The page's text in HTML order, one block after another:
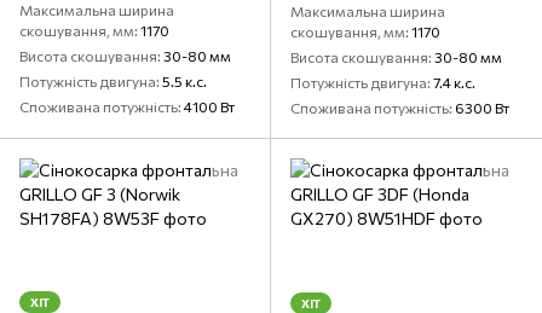
Максимальна ширина
скошування, мм 1170
Висота скошування 30-80 мм
Потужність двигуна 5.5 к.с.
Споживана потужність 4100 Вт
Максимальна ширина
скошування, мм 1170
Висота скошування 30-80 мм
Потужність двигуна 7.4 к.с.
Споживана потужність 6300 Вт
ХІТ ХІТ